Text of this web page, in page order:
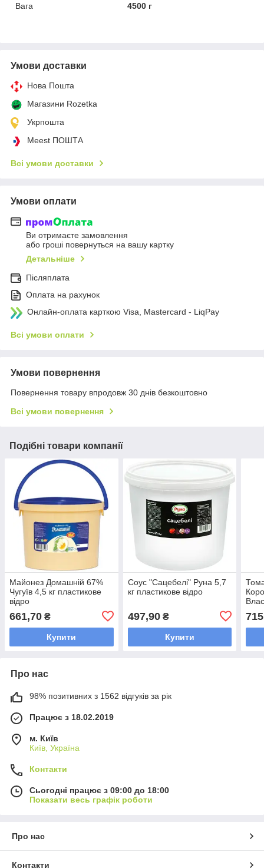
Вага
4500 г
Умови доставки
Нова Пошта
Магазини Rozetka
Укрпошта
Meest ПОШТА
Всі умови доставки
Умови оплати
Ви отримаєте замовлення
або гроші повернуться на вашу картку
Детальніше
Післяплата
Оплата на рахунок
Онлайн-оплата карткою Visa, Mastercard - LiqPay
Всі умови оплати
Умови повернення
Повернення товару впродовж 30 днів безкоштовно
Всі умови повернення
Подібні товари компанії
Майонез Домашній 67%
Чугуїв 4,5 кг пластикове
відро
661,70 ₴
Купити
Соус "Сацебелі" Руна 5,7
кг пластикове відро
497,90₴
Купити
715
Про нас
98% позитивних з 1562 відгуків за рік
Працює з 18.02.2019
м. Київ
Київ, Україна
Контакти
Сьогодні працює з 09:00 до 18:00
Показати весь графік роботи
Про нас
Контакти